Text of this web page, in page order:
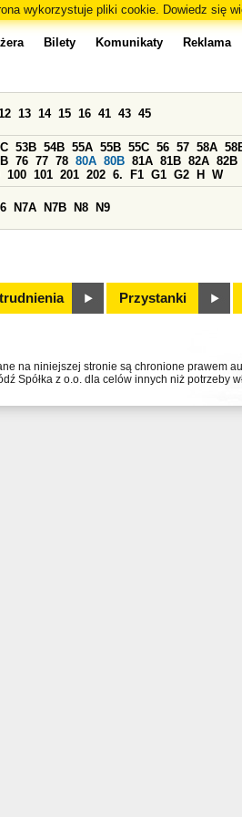
wykorzystuje pliki cookie. Dowiedz się
Bilety Komunikaty Reklama
13 14 15 16 41 43 45
53B 54B 55A 55B 55C 56 57 58A
76 77 78 80A 80B 81A 81B 82A 82B
100 101 201 202 6. F1 G1 G2 H W
N7A N7B N8 N9
Przystanki
na niniejszej stronie są chronione prawem
Spółka z o.o. dla celów innych niż potrzeby